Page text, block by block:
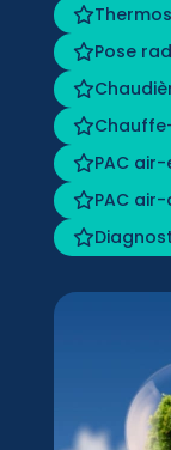
Pose
PAC
PAC air-